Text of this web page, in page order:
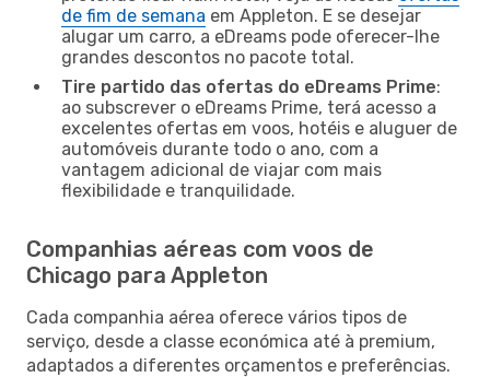
de fim de semana em Appleton. E se desejar
alugar um carro, a eDreams pode oferecer-lhe
grandes descontos no pacote total.
Tire partido das ofertas do eDreams Prime:
ao subscrever o eDreams Prime, terá acesso a
excelentes ofertas em voos, hotéis e aluguer de
automóveis durante todo o ano, com a
vantagem adicional de viajar com mais
flexibilidade e tranquilidade.
Companhias aéreas com voos de
Chicago para Appleton
Cada companhia aérea oferece vários tipos de
serviço, desde a classe económica até à premium,
adaptados a diferentes orçamentos e preferências.